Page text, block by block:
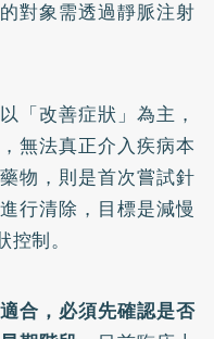
對象需透過靜脈注射
「改善症狀」為主，
無法真正介入疾病本
物，則是首次嘗試針
行清除，目標是減慢
制。
合，必須先確認是否